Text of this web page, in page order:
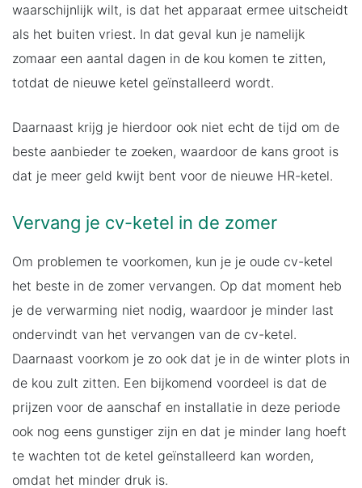
waarschijnlijk wilt, is dat het apparaat ermee uitscheidt
als het buiten vriest. In dat geval kun je namelijk
zomaar een aantal dagen in de kou komen te zitten,
totdat de nieuwe ketel geïnstalleerd wordt.
Daarnaast krijg je hierdoor ook niet echt de tijd om de
beste aanbieder te zoeken, waardoor de kans groot is
dat je meer geld kwijt bent voor de nieuwe HR-ketel.
Vervang je cv-ketel in de zomer
Om problemen te voorkomen, kun je je oude cv-ketel
het beste in de zomer vervangen. Op dat moment heb
je de verwarming niet nodig, waardoor je minder last
ondervindt van het vervangen van de cv-ketel.
Daarnaast voorkom je zo ook dat je in de winter plots in
de kou zult zitten. Een bijkomend voordeel is dat de
prijzen voor de aanschaf en installatie in deze periode
ook nog eens gunstiger zijn en dat je minder lang hoeft
te wachten tot de ketel geïnstalleerd kan worden,
omdat het minder druk is.